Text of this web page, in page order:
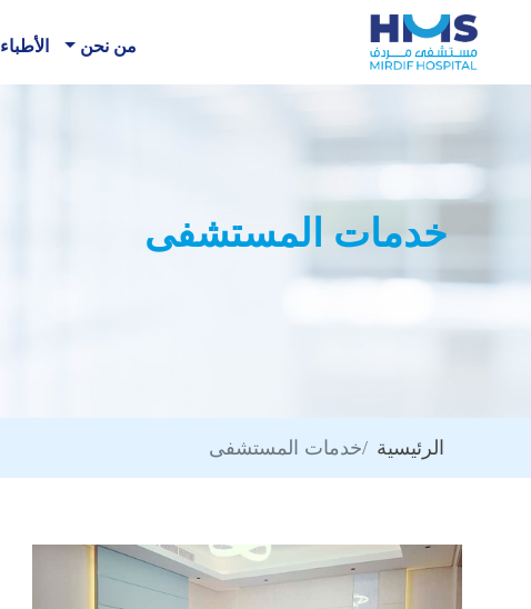
من نحن الأطباء
خدمات المستشفى
الرئيسية خدمات المستشفى